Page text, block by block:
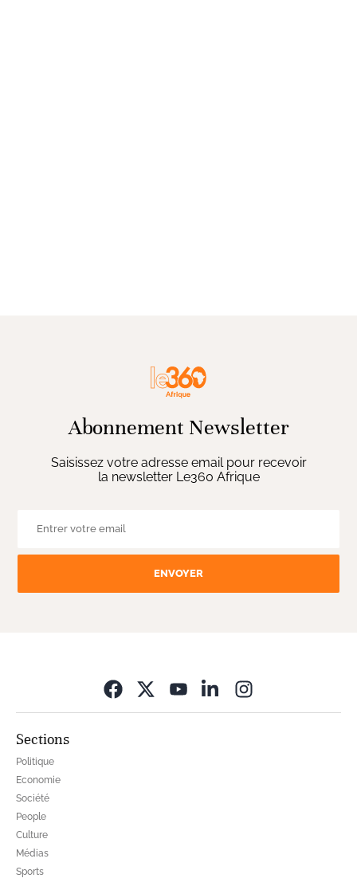
Abonnement Newsletter
Saisissez votre adresse email pour recevoir
la newsletter Le360 Afrique
ENVOYER
Sections
Politique
Economie
Société
People
Culture
Médias
Sports